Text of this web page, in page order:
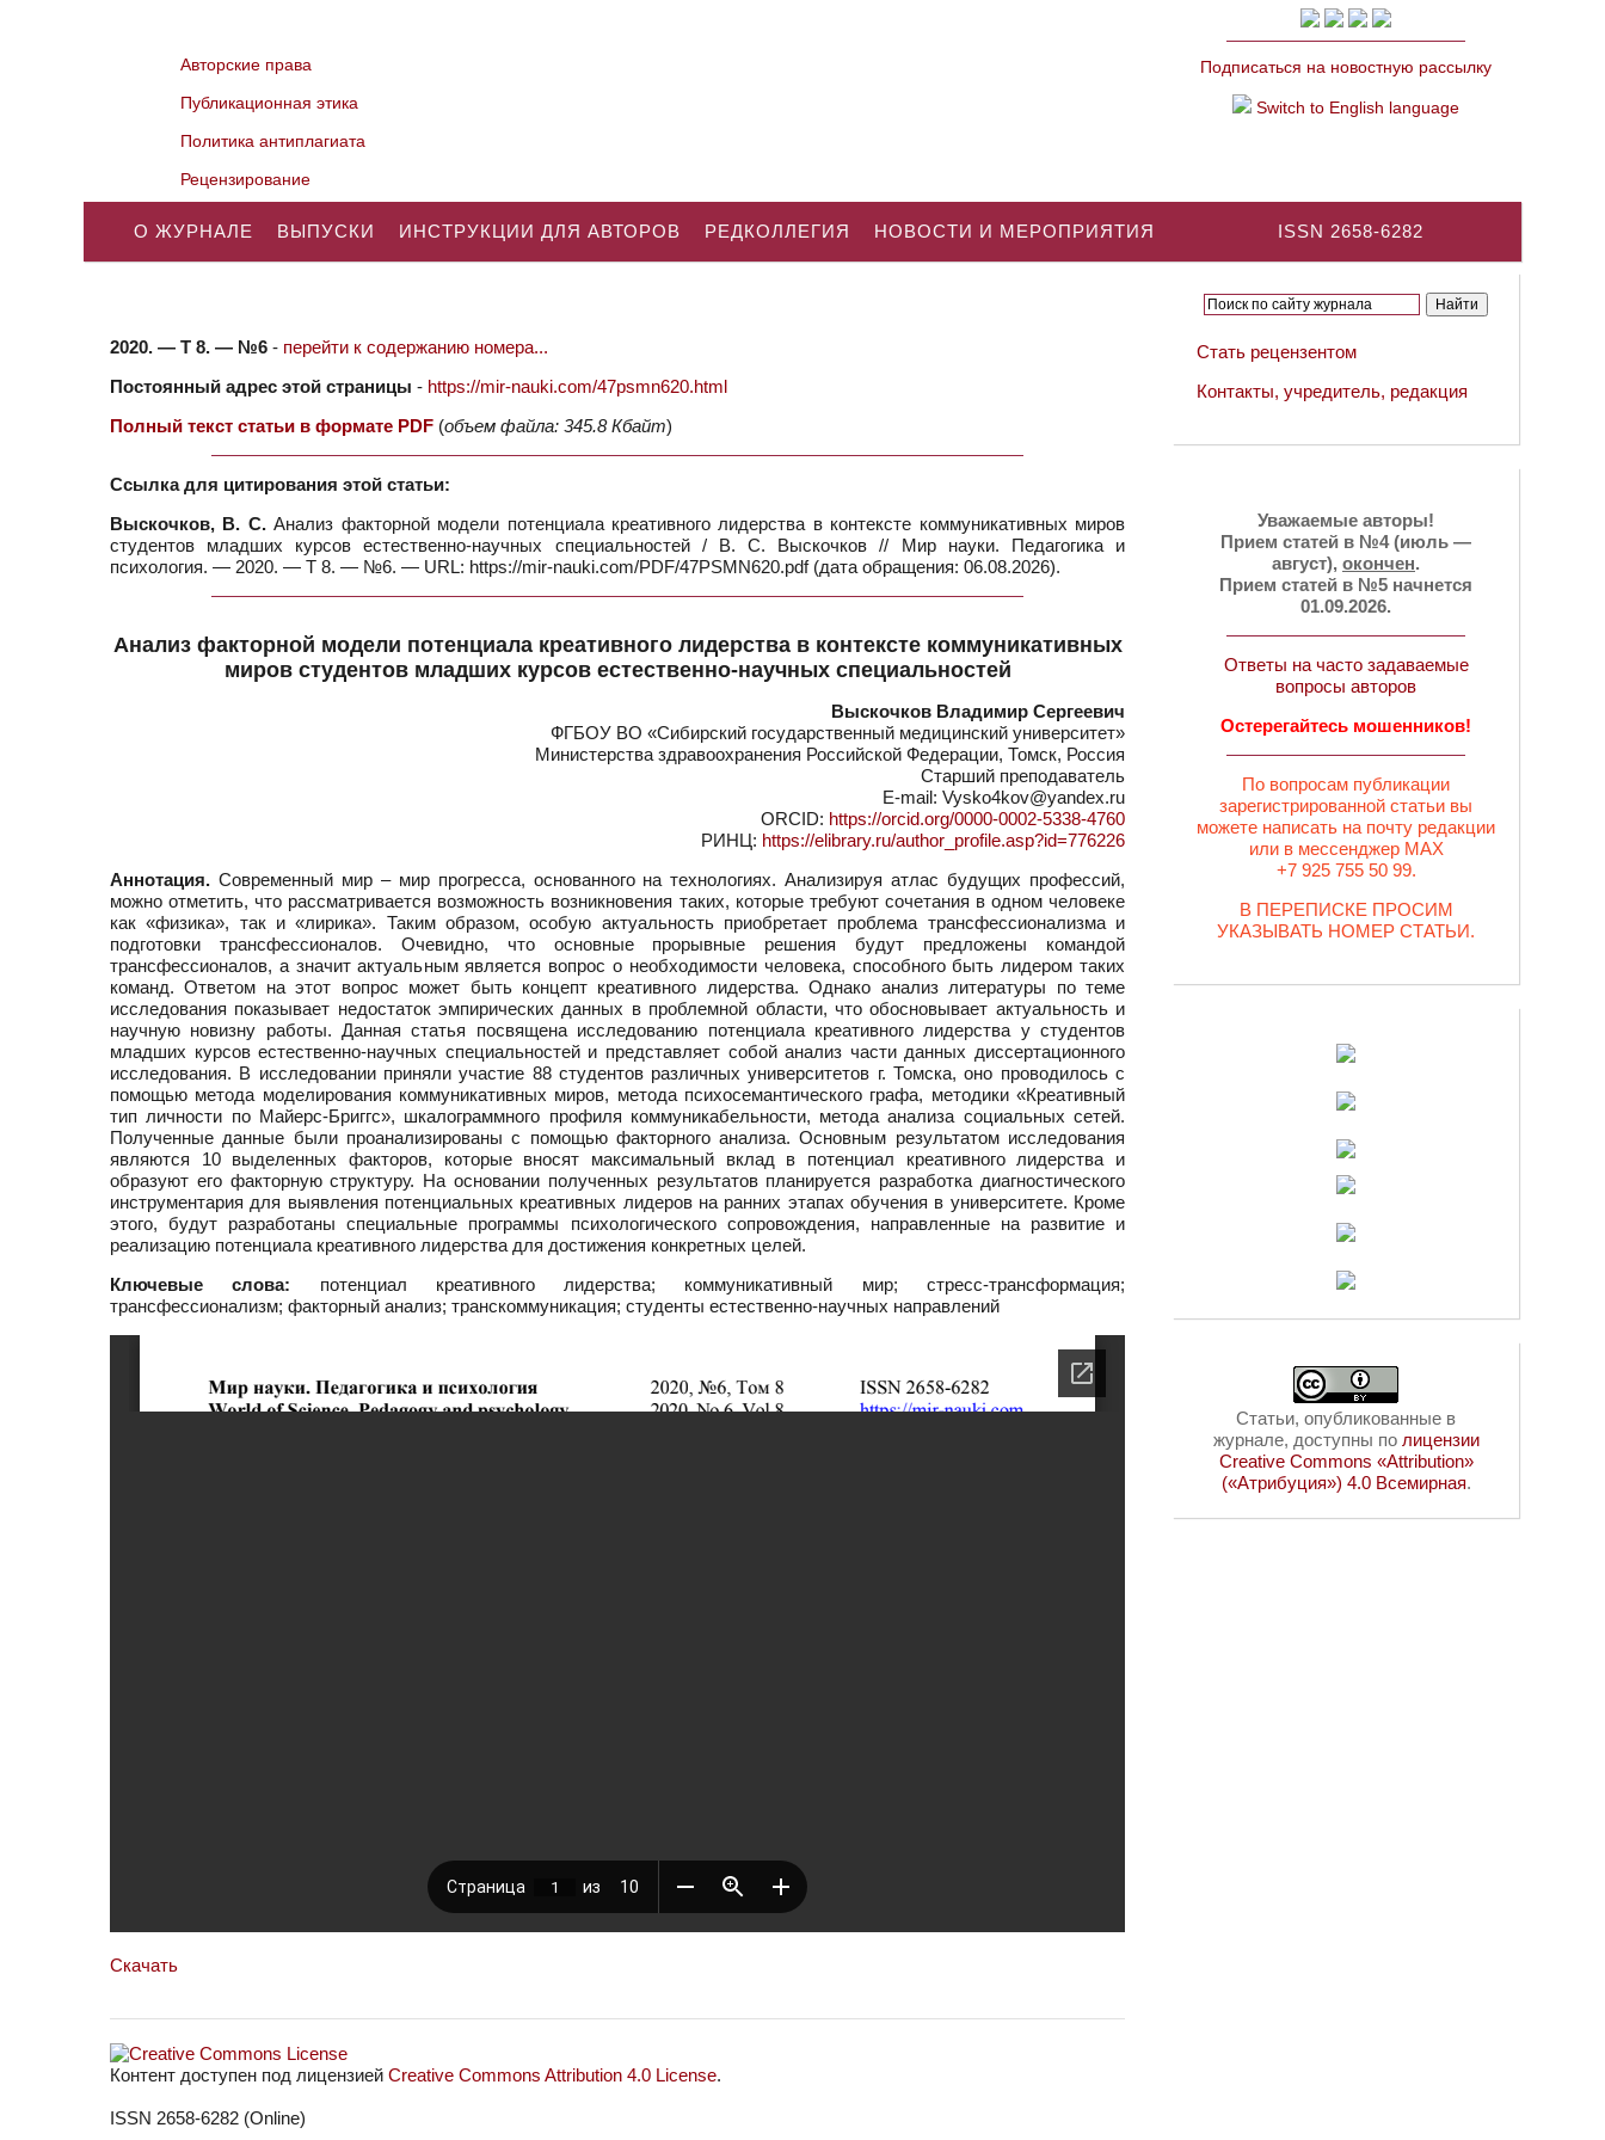
Авторские права
Публикационная этика
Политика антиплагиата
Рецензирование
Подписаться на новостную рассылку
Switch to English language
ISSN 2658-6282
О ЖУРНАЛЕ ВЫПУСКИ ИНСТРУКЦИИ ДЛЯ АВТОРОВ РЕДКОЛЛЕГИЯ НОВОСТИ И МЕРОПРИЯТИЯ
2020. — Т 8. — №6 - перейти к содержанию номера...
Постоянный адрес этой страницы - https://mir-nauki.com/47psmn620.html
Полный текст статьи в формате PDF (объем файла: 345.8 Кбайт)
Ссылка для цитирования этой статьи:
Выскочков, В. С.Анализ факторной модели потенциала креативного лидерства в контексте коммуникативных миров
студентов младших курсов естественно-научных специальностей / В. С. Выскочков // Мир науки. Педагогика и
психология. — 2020. — Т 8. — №6. — URL: https://mir-nauki.com/PDF/47PSMN620.pdf (дата обращения: 06.08.2026).
Анализ факторной модели потенциала креативного лидерства в контексте коммуникативных
миров студентов младших курсов естественно-научных специальностей
Выскочков Владимир Сергеевич
ФГБОУ ВО «Сибирский государственный медицинский университет»
Министерства здравоохранения Российской Федерации, Томск, Россия
Старший преподаватель
E-mail: Vysko4kov@yandex.ru
ORCID: https://orcid.org/0000-0002-5338-4760
РИНЦ: https://elibrary.ru/author_profile.asp?id=776226
Аннотация. Современный мир – мир прогресса, основанного на технологиях. Анализируя атлас будущих профессий,
можно отметить, что рассматривается возможность возникновения таких, которые требуют сочетания в одном человеке
как «физика», так и «лирика». Таким образом, особую актуальность приобретает проблема трансфессионализма и
подготовки трансфессионалов. Очевидно, что основные прорывные решения будут предложены командой
трансфессионалов, а значит актуальным является вопрос о необходимости человека, способного быть лидером таких
команд. Ответом на этот вопрос может быть концепт креативного лидерства. Однако анализ литературы по теме
исследования показывает недостаток эмпирических данных в проблемной области, что обосновывает актуальность и
научную новизну работы. Данная статья посвящена исследованию потенциала креативного лидерства у студентов
младших курсов естественно-научных специальностей и представляет собой анализ части данных диссертационного
исследования. В исследовании приняли участие 88 студентов различных университетов г. Томска, оно проводилось с
помощью метода моделирования коммуникативных миров, метода психосемантического графа, методики «Креативный
тип личности по Майерс-Бриггс», шкалограммного профиля коммуникабельности, метода анализа социальных сетей.
Полученные данные были проанализированы с помощью факторного анализа. Основным результатом исследования
являются 10 выделенных факторов, которые вносят максимальный вклад в потенциал креативного лидерства и
образуют его факторную структуру. На основании полученных результатов планируется разработка диагностического
инструментария для выявления потенциальных креативных лидеров на ранних этапах обучения в университете. Кроме
этого, будут разработаны специальные программы психологического сопровождения, направленные на развитие и
реализацию потенциала креативного лидерства для достижения конкретных целей.
Ключевые слова: потенциал креативного лидерства; коммуникативный мир; стресс-трансформация;
трансфессионализм; факторный анализ; транскоммуникация; студенты естественно-научных направлений
Скачать
Контент доступен под лицензией Creative Commons Attribution 4.0 License.
ISSN 2658-6282 (Online)
Стать рецензентом
Контакты, учредитель, редакция
Уважаемые авторы!
Прием статей в №4 (июль —
август), окончен.
Прием статей в №5 начнется
01.09.2026.
Ответы на часто задаваемые
вопросы авторов
Остерегайтесь мошенников!
По вопросам публикации
зарегистрированной статьи вы
можете написать на почту редакции
или в мессенджер MAX
+7 925 755 50 99.
В ПЕРЕПИСКЕ ПРОСИМ
УКАЗЫВАТЬ НОМЕР СТАТЬИ.
Статьи, опубликованные в
журнале, доступны по лицензии
Creative Commons «Attribution»
(«Атрибуция») 4.0 Всемирная.